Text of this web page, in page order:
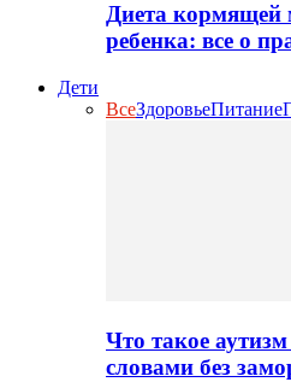
Диета
ребенка: все о
Дети
ВсеЗдоровьеПитание
Что такое
словами без